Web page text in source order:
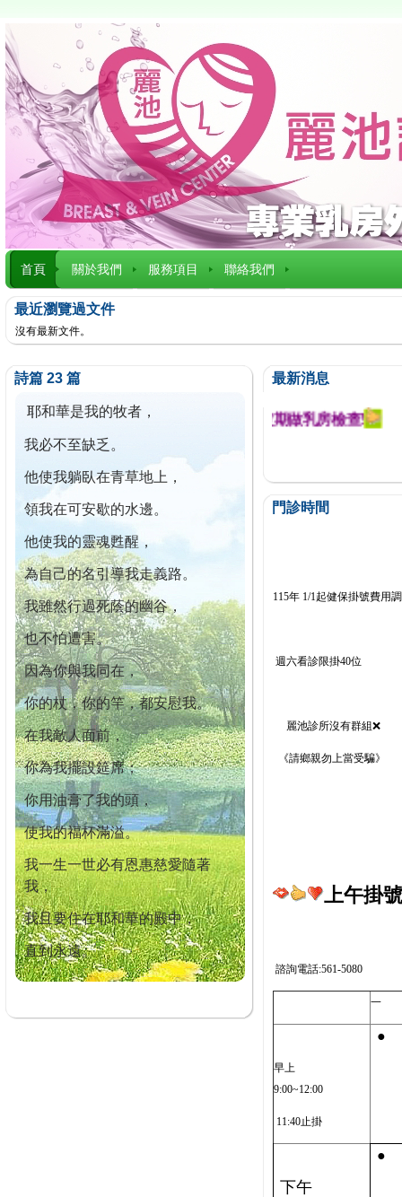
首頁 關於我們 服務項目 聯絡我們
最近瀏覽過文件
沒有最新文件。
詩篇 23 篇
耶和華是我的牧者，
我必不至缺乏。
他使我躺臥在青草地上，
領我在可安歇的水邊。
他使我的靈魂甦醒，
為自己的名引導我走義路。
我雖然行過死蔭的幽谷，
也不怕遭害。
因為你與我同在，
你的杖，你的竿，都安慰我。
在我敵人面前，
你為我擺設筵席；
你用油膏了我的頭，
使我的福杯滿溢。
我一生一世必有恩惠慈愛隨著
我，
我且要住在耶和華的殿中，
直到永遠。
最新消息
今已篩檢出1700位乳癌患者,提醒您定期做乳房檢查!
門診時間
115年 1/1起健保掛號費用
週六看診限掛40位
麗池診所沒有群組❌
《請鄉親勿上當受騙》
上午掛
諮詢電話:561-5080
一
早上
9:00~12:00
11:40止掛
●
下午
●